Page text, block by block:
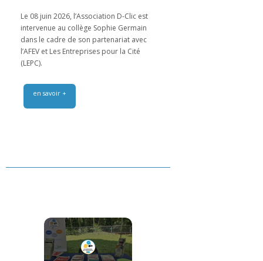
Le 08 juin 2026, l’Association D-Clic est
intervenue au collège Sophie Germain
dans le cadre de son partenariat avec
l’AFEV et Les Entreprises pour la Cité
(LEPC).
en savoir +